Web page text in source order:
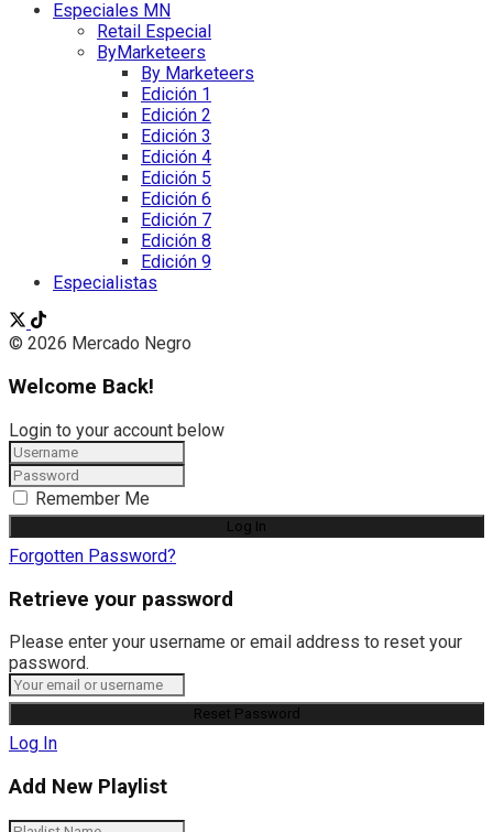
Especiales MN
Retail Especial
ByMarketeers
By Marketeers
Edición 1
Edición 2
Edición 3
Edición 4
Edición 5
Edición 6
Edición 7
Edición 8
Edición 9
Especialistas
© 2026 Mercado Negro
Welcome Back!
Login to your account below
Remember Me
Forgotten Password?
Retrieve your password
Please enter your username or email address to reset your
password.
Log In
Add New Playlist